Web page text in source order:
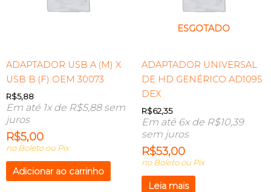
ADAPTADOR USB A (M) X
USB B (F) OEM 30073
R$5,88
Em até 1x de R$5,88sem
juros
R$5,00
no Boleto ou Pix
Adicionar ao carrinho
ESGOTADO
ADAPTADOR UNIVERSAL
DE HD GENÉRICO AD1095
DEX
R$62,35
Em até 6x de R$10,39
sem juros
R$53,00
no Boleto ou Pix
Leia mais